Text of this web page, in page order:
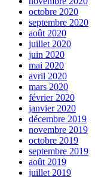
octobre 2020
septembre 2020
août 2020
juillet 2020
juin 2020
mai 2020
avril 2020
mars 2020
février 2020
janvier 2020
décembre 2019
novembre 2019
octobre 2019
septembre 2019
août 2019
juillet 2019